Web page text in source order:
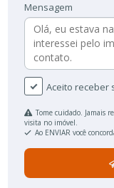
Mensagem
Aceito receber
Tome cuidado. Jamais
visita no imóvel.
Ao ENVIAR você